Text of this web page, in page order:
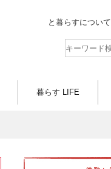
と暮らすについて
暮らす LIFE